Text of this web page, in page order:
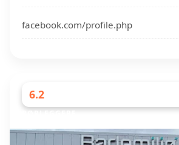
facebook.com/profile.php
6.2